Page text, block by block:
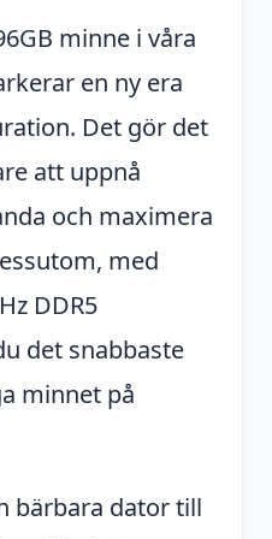
minne i våra
en ny era
Det gör det
att uppnå
och maximera
med
DDR5
det snabbaste
minnet på
bärbara dator till